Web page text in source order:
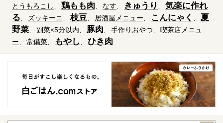
とうもろこし 鶏もも肉 なす きゅうり
気楽に作れ
る
ズッキーニ 枝豆 居酒屋メニュー こんにゃく
夏
野菜
副菜×5分以内 豚肉 手作りおやつ
喫茶店メニュ
ー
常備菜 もやし ひき肉